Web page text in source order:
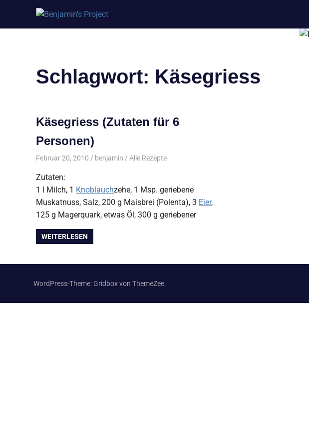
Schlagwort: Käsegriess
Käsegriess (Zutaten für 6
Personen)
Februar 20, 2010 benjamin Alle Rezepte
Zutaten:
1 l Milch, 1 Knoblauchzehe, 1 Msp. geriebene
Muskatnuss, Salz, 200 g Maisbrei (Polenta), 3 Eier,
125 g Magerquark, etwas Öl, 300 g geriebener
WEITERLESEN
WordPress-Theme: Gridbox von ThemeZee.